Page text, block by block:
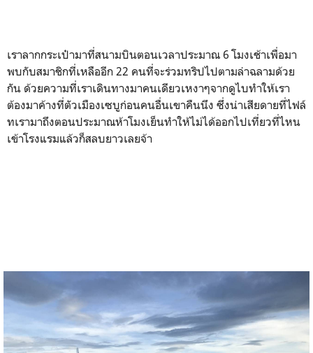
เราลากกระเป๋ามาที่สนามบินตอนเวลาประมาณ 6 โมงเช้าเพื่อมา
พบกับสมาชิกที่เหลืออีก 22 คนที่จะร่วมทริปไปตามล่าฉลามด้วย
กัน ด้วยความที่เราเดินทางมาคนเดียวเหงาๆจากดูไบทำให้เรา
ต้องมาค้างที่ตัวเมืองเซบูก่อนคนอื่นเขาคืนนึง ซึ่งน่าเสียดายที่ไฟล์
ทเรามาถึงตอนประมาณห้าโมงเย็นทำให้ไม่ได้ออกไปเที่ยวที่ไหน
เข้าโรงแรมแล้วก็สลบยาวเลยจ้า